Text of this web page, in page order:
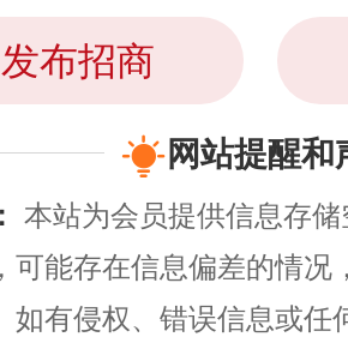
发布招商
网站提醒和
本站为会员提供信息存
可能存在信息偏差的情况
如有侵权、错误信息或任